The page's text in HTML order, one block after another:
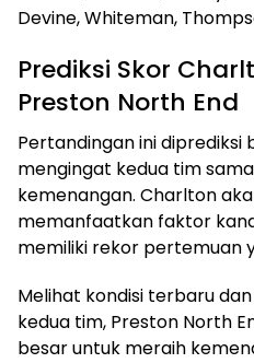
Devine, Whiteman,
Prediksi Skor
Preston North End
Pertandingan ini
mengingat kedua tim
kemenangan. Charlton
memanfaatkan faktor
memiliki rekor pertemuan
Melihat kondisi terbaru
kedua tim, Preston North
besar untuk meraih